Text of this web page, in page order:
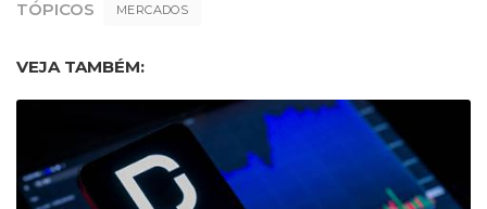
TÓPICOS MERCADOS
VEJA TAMBÉM: